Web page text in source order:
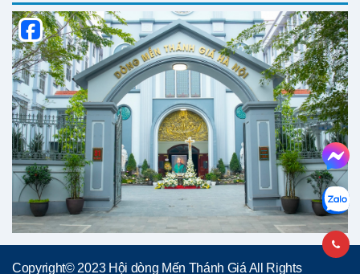
Copyright© 2023 Hội dòng Mến Thánh Giá All Rights